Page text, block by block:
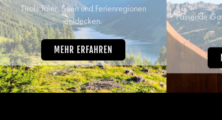
Tirols Täler, Seen und Ferienregionen
entdecken.
MEHR ERFAHREN
Passende